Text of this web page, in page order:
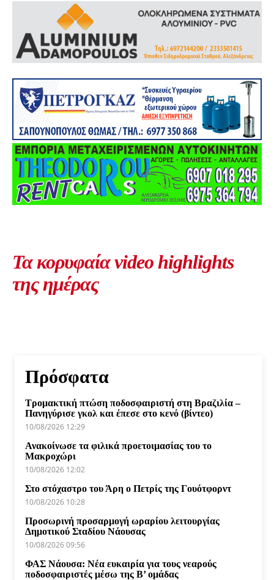
Τα κορυφαία video highlights
της ημέρας
Πρόσφατα
Τρομακτική πτώση ποδοσφαιριστή στη Βραζιλία –
Πανηγύρισε γκολ και έπεσε στο κενό (βίντεο)
10/08/2026 12:29
Ανακοίνωσε τα φιλικά προετοιμασίας του το
Μακροχώρι
10/08/2026 12:02
Στο στόχαστρο του Άρη ο Πετρίς της Γουότφορντ
10/08/2026 10:28
Προσωρινή προσαρμογή ωραρίου λειτουργίας
Δημοτικού Σταδίου Νάουσας
10/08/2026 09:56
ΦΑΣ Νάουσα: Νέα ευκαιρία για τους νεαρούς
ποδοσφαιριστές μέσω της Β’ ομάδας